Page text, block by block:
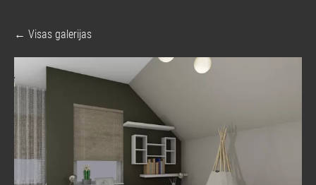
Visas galerijas